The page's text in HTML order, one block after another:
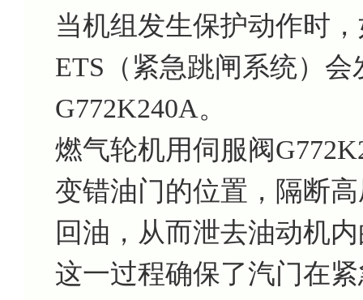
当机组发生保护动作时
ETS（紧急跳闸系统）
G772K240A。
燃气轮机用伺服阀
变错油门的位置，隔断
回油，从而泄去油动机
这一过程确保了汽门在